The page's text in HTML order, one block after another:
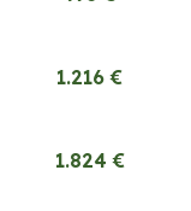
1.216 €
1.824 €